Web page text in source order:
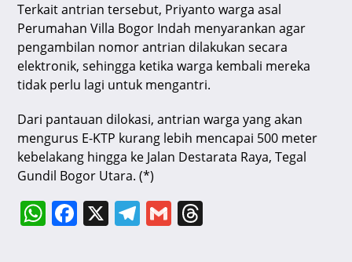
Terkait antrian tersebut, Priyanto warga asal
Perumahan Villa Bogor Indah menyarankan agar
pengambilan nomor antrian dilakukan secara
elektronik, sehingga ketika warga kembali mereka
tidak perlu lagi untuk mengantri.
Dari pantauan dilokasi, antrian warga yang akan
mengurus E-KTP kurang lebih mencapai 500 meter
kebelakang hingga ke Jalan Destarata Raya, Tegal
Gundil Bogor Utara. (*)
W F X T G